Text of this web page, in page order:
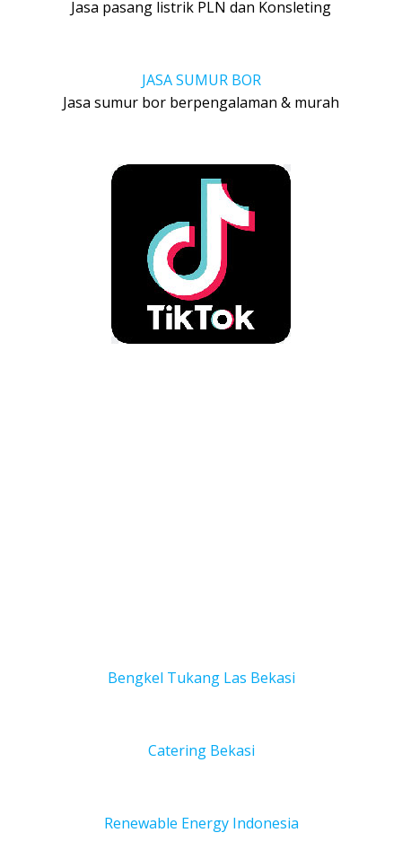
Jasa pasang listrik PLN dan Konsleting
JASA SUMUR BOR
Jasa sumur bor berpengalaman & murah
Bengkel Tukang Las Bekasi
Catering Bekasi
Renewable Energy Indonesia